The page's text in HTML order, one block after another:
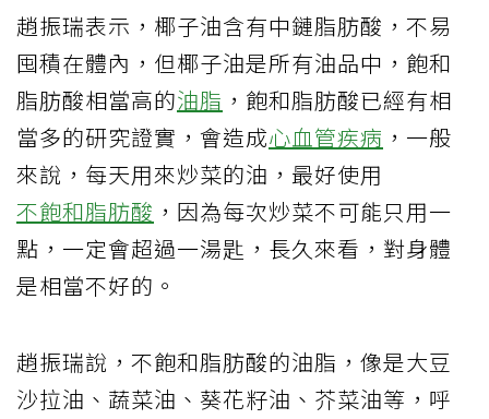
趙振瑞表示，椰子油含有中鏈脂肪酸，不易
囤積在體內，但椰子油是所有油品中，飽和
脂肪酸相當高的油脂 ，飽和脂肪酸已經有相
當多的研究證實，會造成心血管疾病 ，一般
來說，每天用來炒菜的油，最好使用
不飽和脂肪酸 ，因為每次炒菜不可能只用一
點，一定會超過一湯匙，長久來看，對身體
是相當不好的。
趙振瑞說，不飽和脂肪酸的油脂，像是大豆
沙拉油、蔬菜油、葵花籽油、芥菜油等，呼